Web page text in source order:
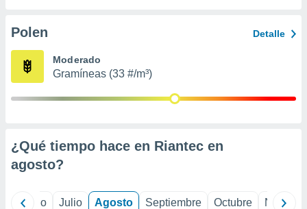
e
mediante
de
1199
Polen Detalle
Moderado
Gramíneas (33 #/m³)
¿Qué tiempo hace en Riantec en
agosto?
Junio Julio Agosto Septiembre Octubre